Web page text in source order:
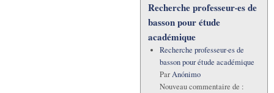
Recherche professeur·es de
basson pour étude
académique
Recherche professeur·es de
basson pour étude académique
ParAnónimo
Nouveau commentaire de :